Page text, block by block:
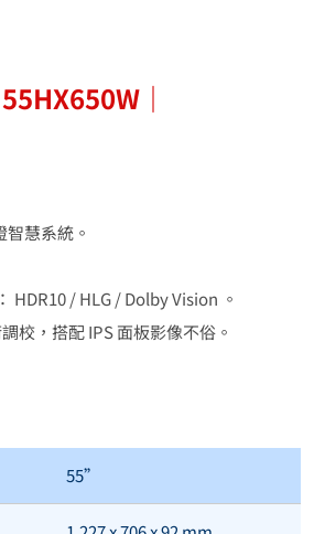
｜
慧系統。
HDR10 / HLG / Dolby Vision 。
校，搭配 IPS 面板影像不俗。
55”